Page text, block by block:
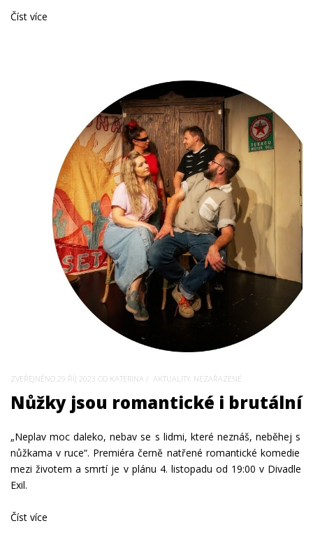
Číst více
ZVEŘEJNĚNO 29 ŘÍJ 2023 OD KATERINA AKTUALITY NEZAŘAZENÉ
Nůžky jsou romantické i brutální
„Neplav moc daleko, nebav se s lidmi, které neznáš, neběhej s
nůžkama v ruce“. Premiéra černě natřené romantické komedie
mezi životem a smrtí je v plánu 4. listopadu od 19:00 v Divadle
Exil.
Číst více